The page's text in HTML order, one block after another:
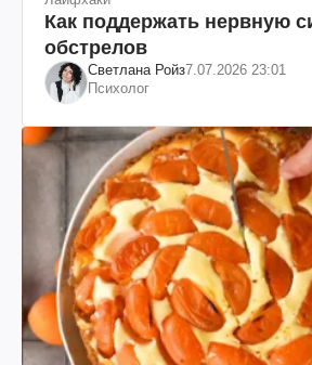
Как поддержать нервную
обстрелов
Светлана Ройз7.07.2026 23:01
Психолог